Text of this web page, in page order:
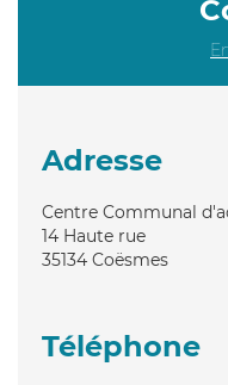
Adresse
Centre Communal
14 Haute rue
35134 Coësmes
Téléphone